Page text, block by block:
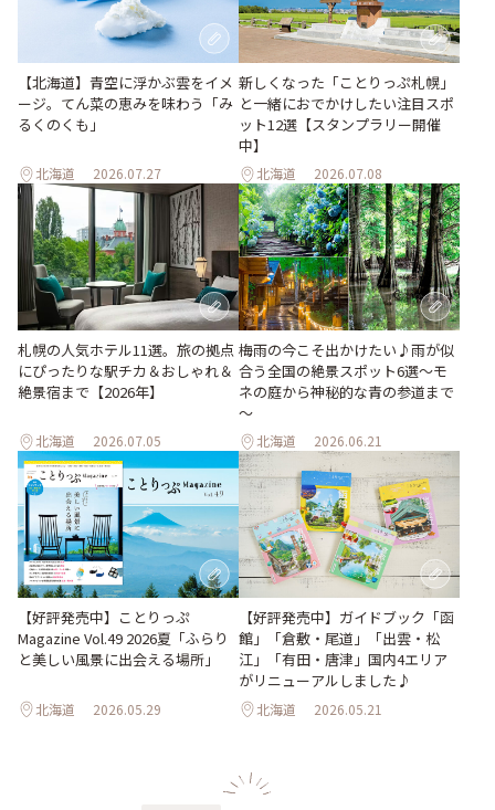
【北海道】青空に浮かぶ雲をイメ
ージ。てん菜の恵みを味わう「み
るくのくも」
北海道 2026.07.27
新しくなった「ことりっぷ札幌」
と一緒におでかけしたい注目スポ
ット12選【スタンプラリー開催
中】
北海道 2026.07.08
札幌の人気ホテル11選。旅の拠点
にぴったりな駅チカ＆おしゃれ＆
絶景宿まで【2026年】
北海道 2026.07.05
梅雨の今こそ出かけたい♪雨が似
合う全国の絶景スポット6選～モ
ネの庭から神秘的な青の参道まで
～
北海道 2026.06.21
【好評発売中】ことりっぷ
Magazine Vol.49 2026夏「ふらり
と美しい風景に出会える場所」
北海道 2026.05.29
【好評発売中】ガイドブック「函
館」「倉敷・尾道」「出雲・松
江」「有田・唐津」国内4エリア
がリニューアルしました♪
北海道 2026.05.21